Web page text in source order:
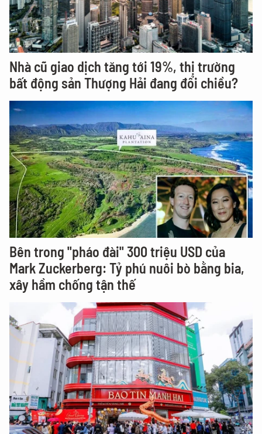
Nhà cũ giao dịch tăng tới 19%, thị trường
bất động sản Thượng Hải đang đổi chiều?
Bên trong "pháo đài" 300 triệu USD của
Mark Zuckerberg: Tỷ phú nuôi bò bằng bia,
xây hầm chống tận thế